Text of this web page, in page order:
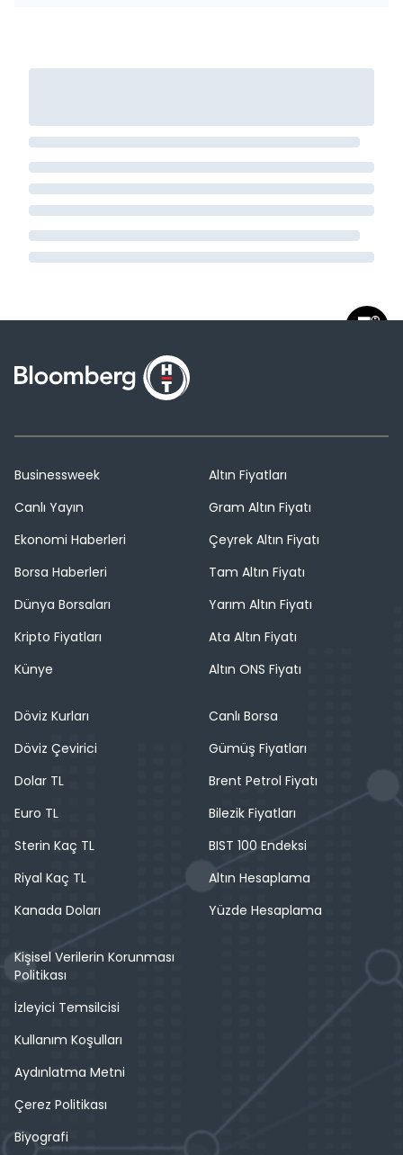
Businessweek
Canlı Yayın
Ekonomi Haberleri
Borsa Haberleri
Dünya Borsaları
Kripto Fiyatları
Künye
Altın Fiyatları
Gram Altın Fiyatı
Çeyrek Altın Fiyatı
Tam Altın Fiyatı
Yarım Altın Fiyatı
Ata Altın Fiyatı
Altın ONS Fiyatı
Döviz Kurları
Döviz Çevirici
Dolar TL
Euro TL
Sterin Kaç TL
Riyal Kaç TL
Kanada Doları
Canlı Borsa
Gümüş Fiyatları
Brent Petrol Fiyatı
Bilezik Fiyatları
BIST 100 Endeksi
Altın Hesaplama
Yüzde Hesaplama
Kişisel Verilerin Korunması
Politikası
İzleyici Temsilcisi
Kullanım Koşulları
Aydınlatma Metni
Çerez Politikası
Biyografi